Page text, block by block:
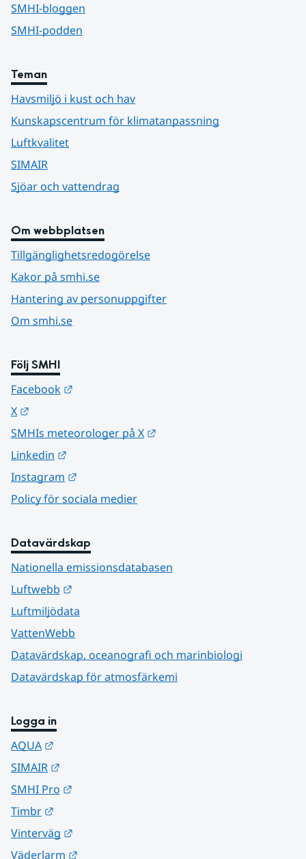
SMHI-bloggen
SMHI-podden
Teman
Havsmiljö i kust och hav
Kunskapscentrum för klimatanpassning
Luftkvalitet
SIMAIR
Sjöar och vattendrag
Om webbplatsen
Tillgänglighetsredogörelse
Kakor på smhi.se
Hantering av personuppgifter
Om smhi.se
Följ SMHI
Facebook
X
SMHIs meteorologer på X
Linkedin
Instagram
Policy för sociala medier
Datavärdskap
Nationella emissionsdatabasen
Luftwebb
Luftmiljödata
VattenWebb
Datavärdskap, oceanografi och marinbiologi
Datavärdskap för atmosfärkemi
Logga in
AQUA
SIMAIR
SMHI Pro
Timbr
Vinterväg
Väderlarm